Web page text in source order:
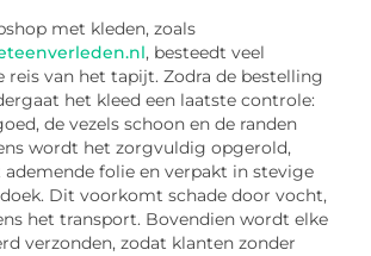
met kleden, zoals
, besteedt veel
reis van het tapijt. Zodra de bestelling
het kleed een laatste controle:
de vezels schoon en de randen
wordt het zorgvuldig opgerold,
folie en verpakt in stevige
Dit voorkomt schade door vocht,
het transport. Bovendien wordt elke
verzonden, zodat klanten zonder